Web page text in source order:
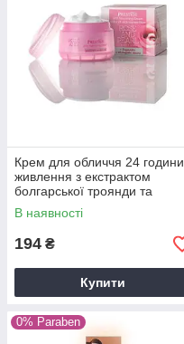
Крем для обличчя 24 години
живлення з екстрактом
болгарської троянди та
перлів Rose&Pearl
В наявності
194 ₴
Купити
0% Paraben